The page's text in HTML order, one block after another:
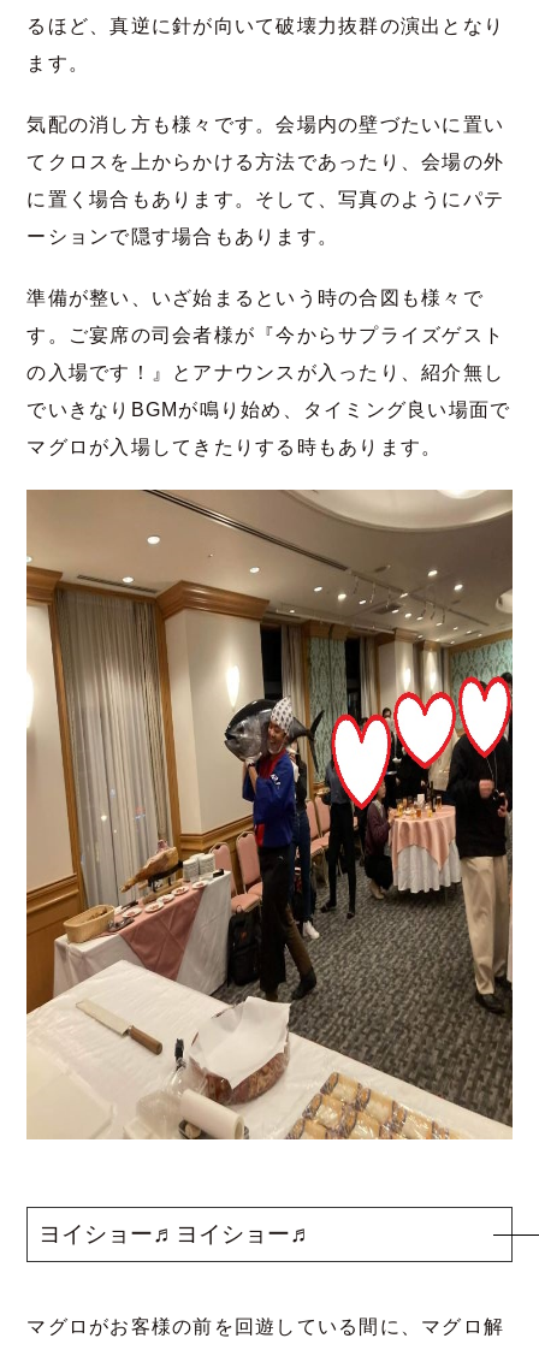
るほど、真逆に針が向いて破壊力抜群の演出となり
ます。
気配の消し方も様々です。会場内の壁づたいに置い
てクロスを上からかける方法であったり、会場の外
に置く場合もあります。そして、写真のようにパテ
ーションで隠す場合もあります。
準備が整い、いざ始まるという時の合図も様々で
す。ご宴席の司会者様が『今からサプライズゲスト
の入場です！』とアナウンスが入ったり、紹介無し
でいきなりBGMが鳴り始め、タイミング良い場面で
マグロが入場してきたりする時もあります。
ヨイショー♬ヨイショー♬
マグロがお客様の前を回遊している間に、マグロ解